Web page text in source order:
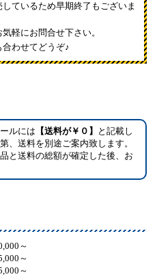
ているため早期終了もございま
軽にお問合せ下さい。
わせてどうぞ♪
ルには 【送料が￥０】
と記載し
、送料を別途ご案内致します。
と送料の総額が確定した後、お
～
～
～